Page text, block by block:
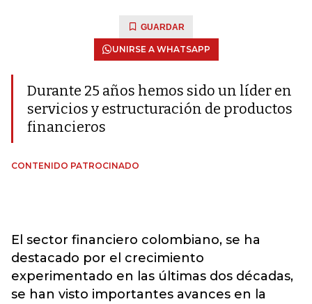
GUARDAR
UNIRSE A WHATSAPP
Durante 25 años hemos sido un líder en
servicios y estructuración de productos
financieros
CONTENIDO PATROCINADO
El sector financiero colombiano, se ha
destacado por el crecimiento
experimentado en las últimas dos décadas,
se han visto importantes avances en la